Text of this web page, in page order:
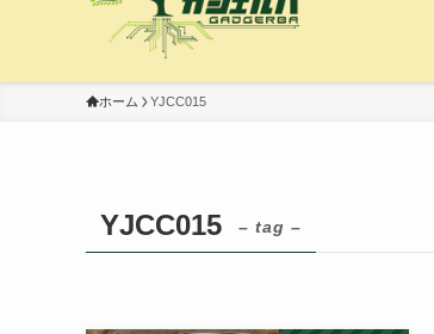
ホーム YJCC015
YJCC015 – tag –